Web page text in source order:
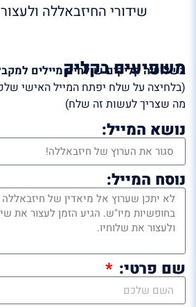
שידורי החיזבאללה
משפיעים בקליק
בשלושה קליקים שולחים מיילים
(בלחיצה על שלח יפתח המייל האישי
מה שצריך לעשות זה שלח)
נושא המייל:
נוסח המייל:
שם פרטי: